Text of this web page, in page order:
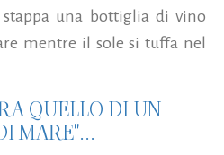
una bottiglia di vino
mentre il sole si tuffa nel
QUELLO DI UN
MARE"...